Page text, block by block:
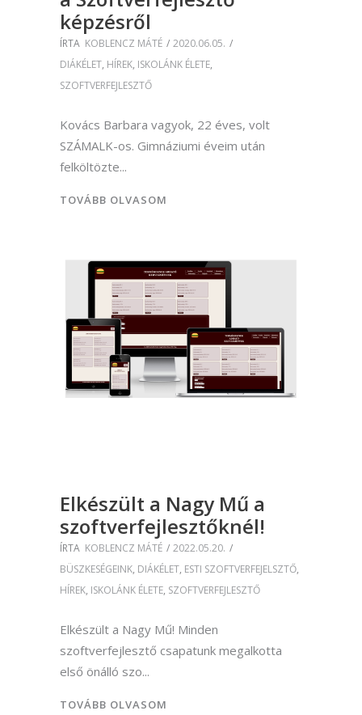
képzésről
ÍRTA KOBLENCZ MÁTÉ
2020.06.05.
DIÁKÉLET, HÍREK, ISKOLÁNK ÉLETE,
SZOFTVERFEJLESZTŐ
Kovács Barbara vagyok, 22 éves, volt
SZÁMALK-os. Gimnáziumi éveim után
felköltözte
TOVÁBB OLVASOM
Elkészült a Nagy Mű a
szoftverfejlesztőknél!
ÍRTA KOBLENCZ MÁTÉ
2022.05.20.
BÜSZKESÉGEINK, DIÁKÉLET, ESTI SZOFTVERFEJELSZTŐ,
HÍREK, ISKOLÁNK ÉLETE, SZOFTVERFEJLESZTŐ
Elkészült a Nagy Mű! Minden
szoftverfejlesztő csapatunk megalkotta
első önálló szo
TOVÁBB OLVASOM